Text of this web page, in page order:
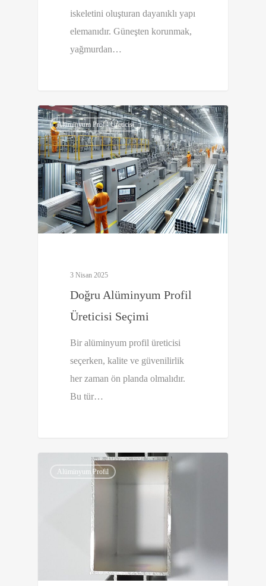
iskeletini oluşturan dayanıklı yapı
elemanıdır. Güneşten korunmak,
yağmurdan…
Alüminyum Profil Üreticisi
3 Nisan 2025
Doğru Alüminyum Profil
Üreticisi Seçimi
Bir alüminyum profil üreticisi
seçerken, kalite ve güvenilirlik
her zaman ön planda olmalıdır.
Bu tür…
0
Alüminyum Profil